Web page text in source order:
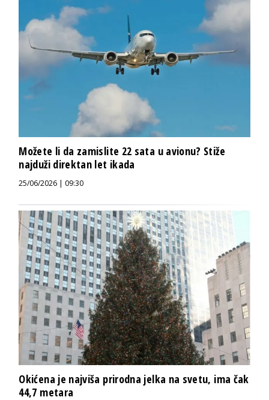
Možete li da zamislite 22 sata u avionu? Stiže
najduži direktan let ikada
25/06/2026 | 09:30
Okićena je najviša prirodna jelka na svetu, ima čak
44,7 metara